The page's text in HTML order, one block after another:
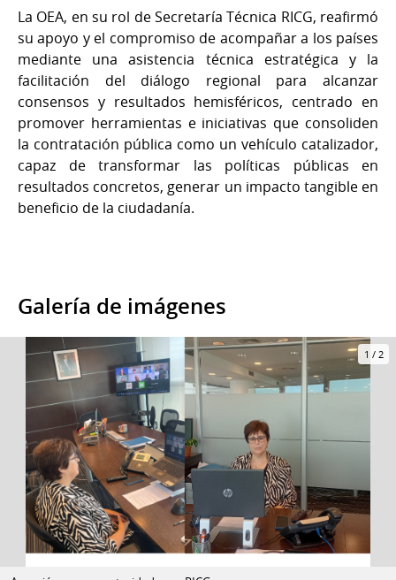
La OEA, en su rol de Secretaría Técnica RICG, reafirmó
su apoyo y el compromiso de acompañar a los países
mediante una asistencia técnica estratégica y la
facilitación del diálogo regional para alcanzar
consensos y resultados hemisféricos, centrado en
promover herramientas e iniciativas que consoliden
la contratación pública como un vehículo catalizador,
capaz de transformar las políticas públicas en
resultados concretos, generar un impacto tangible en
beneficio de la ciudadanía.
Galería de imágenes
1 / 2